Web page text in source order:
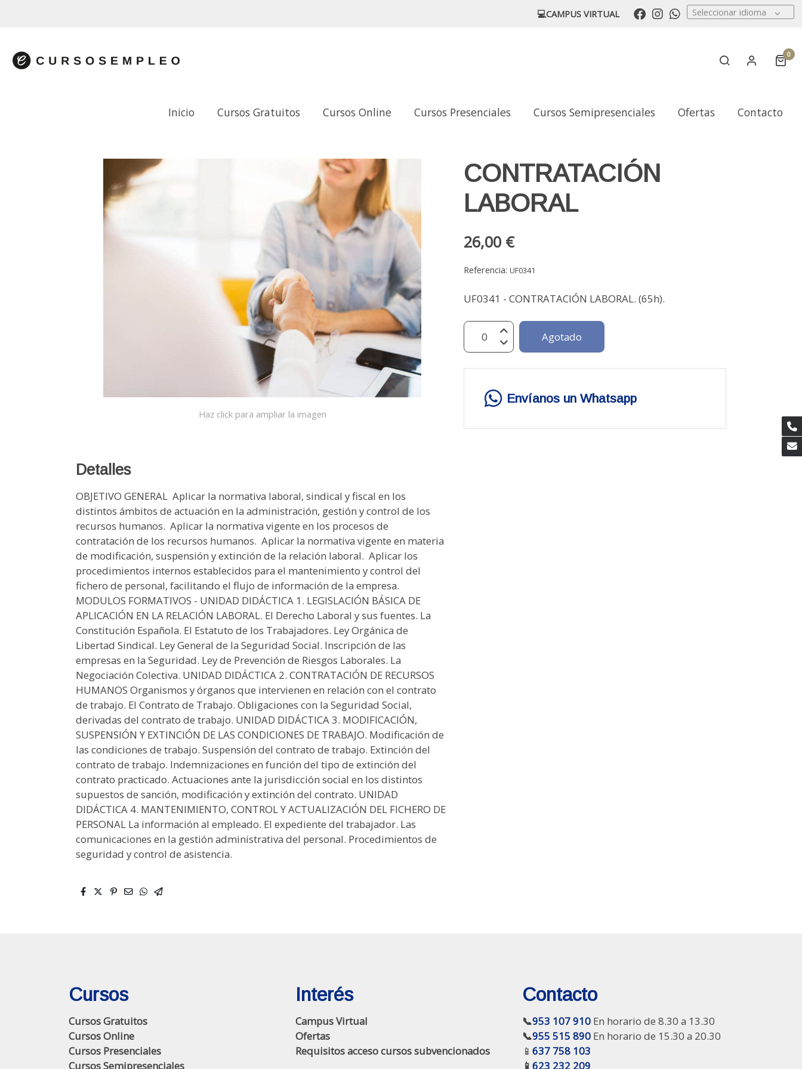
💻CAMPUS VIRTUAL Seleccionar idioma
0
Inicio Cursos Gratuitos Cursos Online Cursos Presenciales Cursos Semipresenciales Ofertas Contacto
Haz click para ampliar la imagen
Detalles
OBJETIVO GENERAL  Aplicar la normativa laboral, sindical y fiscal en los
distintos ámbitos de actuación en la administración, gestión y control de los
recursos humanos.  Aplicar la normativa vigente en los procesos de
contratación de los recursos humanos.  Aplicar la normativa vigente en materia
de modificación, suspensión y extinción de la relación laboral.  Aplicar los
procedimientos internos establecidos para el mantenimiento y control del
fichero de personal, facilitando el flujo de información de la empresa.
MODULOS FORMATIVOS - UNIDAD DIDÁCTICA 1. LEGISLACIÓN BÁSICA DE
APLICACIÓN EN LA RELACIÓN LABORAL. El Derecho Laboral y sus fuentes. La
Constitución Española. El Estatuto de los Trabajadores. Ley Orgánica de
Libertad Sindical. Ley General de la Seguridad Social. Inscripción de las
empresas en la Seguridad. Ley de Prevención de Riesgos Laborales. La
Negociación Colectiva. UNIDAD DIDÁCTICA 2. CONTRATACIÓN DE RECURSOS
HUMANOS Organismos y órganos que intervienen en relación con el contrato
de trabajo. El Contrato de Trabajo. Obligaciones con la Seguridad Social,
derivadas del contrato de trabajo. UNIDAD DIDÁCTICA 3. MODIFICACIÓN,
SUSPENSIÓN Y EXTINCIÓN DE LAS CONDICIONES DE TRABAJO. Modificación de
las condiciones de trabajo. Suspensión del contrato de trabajo. Extinción del
contrato de trabajo. Indemnizaciones en función del tipo de extinción del
contrato practicado. Actuaciones ante la jurisdicción social en los distintos
supuestos de sanción, modificación y extinción del contrato. UNIDAD
DIDÁCTICA 4. MANTENIMIENTO, CONTROL Y ACTUALIZACIÓN DEL FICHERO DE
PERSONAL La información al empleado. El expediente del trabajador. Las
comunicaciones en la gestión administrativa del personal. Procedimientos de
seguridad y control de asistencia.
CONTRATACIÓN
LABORAL
26,00 €
Referencia:UF0341
UF0341 - CONTRATACIÓN LABORAL. (65h).
Agotado
Envíanos un Whatsapp
Cursos
Cursos Gratuitos
Cursos Online
Cursos Presenciales
Cursos Semipresenciales
Interés
Campus Virtual
Ofertas
Requisitos acceso cursos subvencionados
Contacto
📞953 107 910En horario de 8.30 a 13.30
📞955 515 890En horario de 15.30 a 20.30
📱 637 758 103
📱 623 232 209